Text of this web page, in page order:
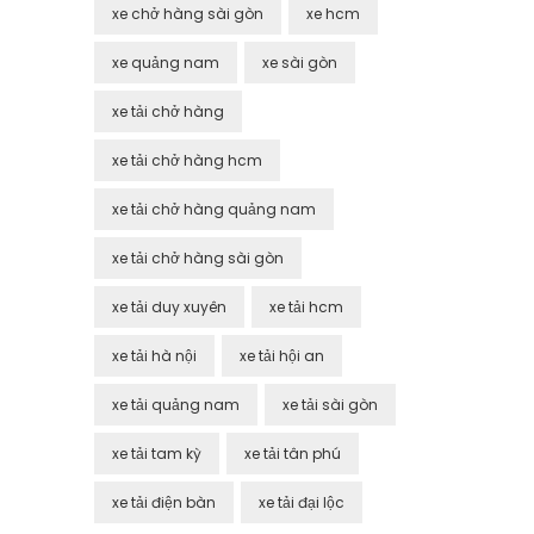
xe chở hàng sài gòn xe hcm
xe quảng nam xe sài gòn
xe tải chở hàng
xe tải chở hàng hcm
xe tải chở hàng quảng nam
xe tải chở hàng sài gòn
xe tải duy xuyên xe tải hcm
xe tải hà nội xe tải hội an
xe tải quảng nam xe tải sài gòn
xe tải tam kỳ xe tải tân phú
xe tải điện bàn xe tải đại lộc